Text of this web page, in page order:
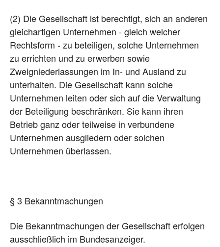
(2) Die Gesellschaft ist berechtigt, sich an anderen
gleichartigen Unternehmen - gleich welcher
Rechtsform - zu beteiligen, solche Unternehmen
zu errichten und zu erwerben sowie
Zweigniederlassungen im In- und Ausland zu
unterhalten. Die Gesellschaft kann solche
Unternehmen leiten oder sich auf die Verwaltung
der Beteiligung beschränken. Sie kann ihren
Betrieb ganz oder teilweise in verbundene
Unternehmen ausgliedern oder solchen
Unternehmen überlassen.
§ 3 Bekanntmachungen
Die Bekanntmachungen der Gesellschaft erfolgen
ausschließlich im Bundesanzeiger.